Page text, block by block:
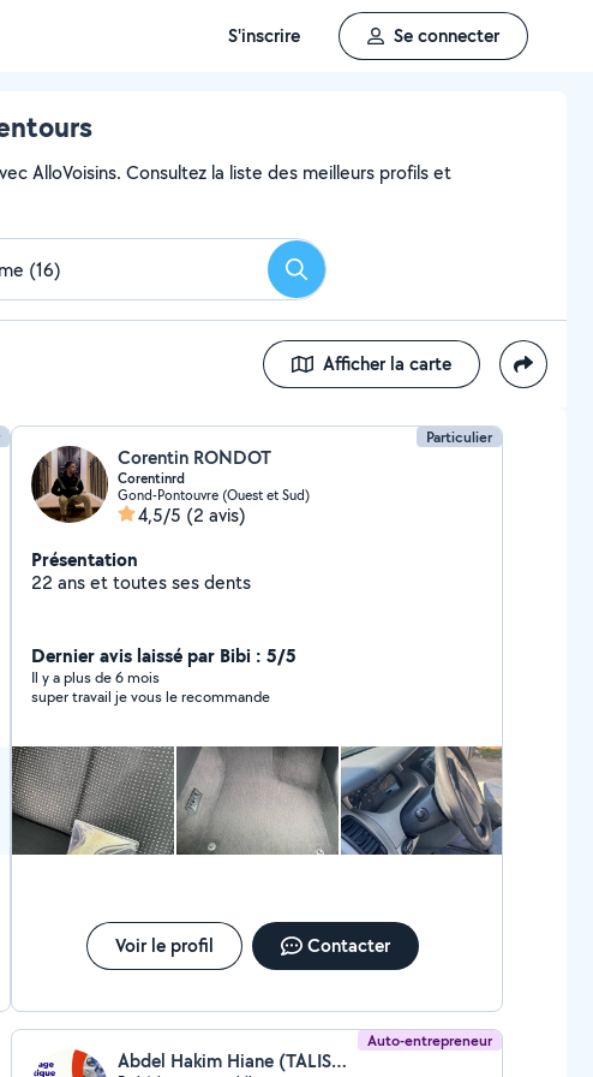
S'inscrire Se connecter
AlloVoisins. Consultez la liste des meilleurs profils et
Rechercher
Afficher la carte
Particulier
Corentin RONDOT
Corentinrd
Gond-Pontouvre (Ouest et Sud)
4,5/5 (2 avis)
Présentation
22 ans et toutes ses dents
Dernier avis laissé par Bibi : 5/5
Il y a plus de 6 mois
super travail je vous le recommande
Voir le profil Contacter
Auto-entrepreneur
Abdel Hakim Hiane (TALISMAN)